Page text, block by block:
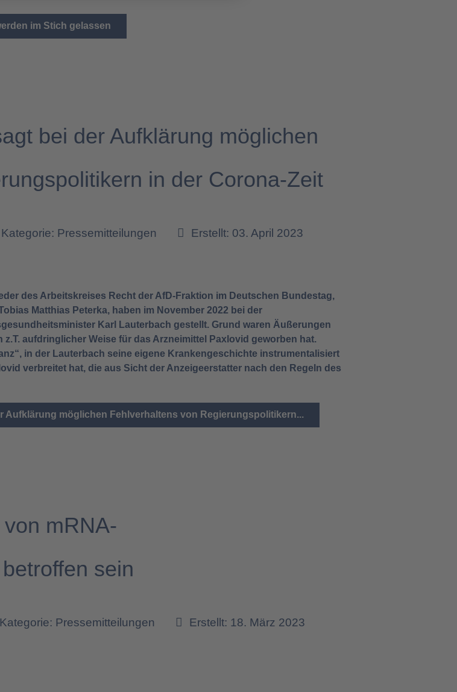
im Stich gelassen
bei der Aufklärung möglichen
in der Corona-Zeit
Kategorie: Pressemitteilungen Erstellt: 03. April 2023
des Arbeitskreises Recht der AfD-Fraktion im Deutschen Bundestag,
Matthias Peterka, haben im November 2022 bei der
Karl Lauterbach gestellt. Grund waren Äußerungen
aufdringlicher Weise für das Arzneimittel Paxlovid geworben hat.
in der Lauterbach seine eigene Krankengeschichte instrumentalisiert
verbreitet hat, die aus Sicht der Anzeigeerstatter nach den Regeln des
Aufklärung möglichen Fehlverhaltens von Regierungspolitikern...
mRNA-
sein
Kategorie: Pressemitteilungen Erstellt: 18. März 2023